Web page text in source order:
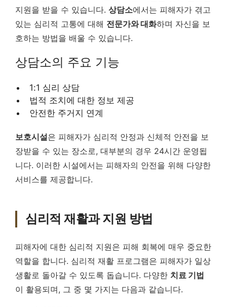
지원을 받을 수 있습니다. 상담소에서는 피해자가 겪고
있는 심리적 고통에 대해 전문가와 대화하며 자신을 보
호하는 방법을 배울 수 있습니다.
상담소의 주요 기능
1:1 심리 상담
법적 조치에 대한 정보 제공
안전한 주거지 연계
보호시설은 피해자가 심리적 안정과 신체적 안전을 보
장받을 수 있는 장소로, 대부분의 경우 24시간 운영됩
니다. 이러한 시설에서는 피해자의 안전을 위해 다양한
서비스를 제공합니다.
심리적 재활과 지원 방법
피해자에 대한 심리적 지원은 피해 회복에 매우 중요한
역할을 합니다. 심리적 재활 프로그램은 피해자가 일상
생활로 돌아갈 수 있도록 돕습니다. 다양한 치료 기법
이 활용되며, 그 중 몇 가지는 다음과 같습니다.